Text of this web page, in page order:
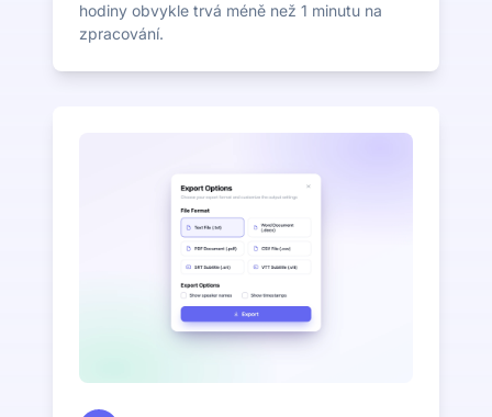
hodiny obvykle trvá méně než 1 minutu na
zpracování.